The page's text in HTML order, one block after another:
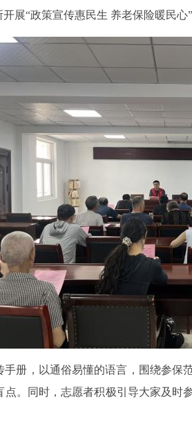
开展“政策宣传惠民生 养老保险暖民心
册，以通俗易懂的语言，围绕参保
。
同时，志愿者积极引导大家及时